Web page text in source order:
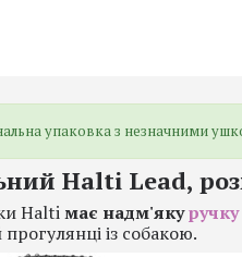
упаковка з незначними
Halti Lead,
Haltiмає надм'якуручку
із собакою.